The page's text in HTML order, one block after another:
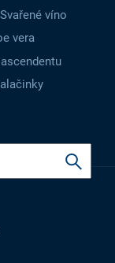
Svařené víno
vera